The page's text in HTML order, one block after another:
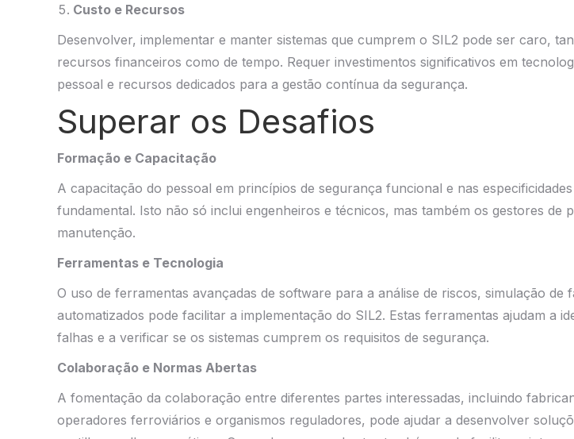
Custo e Recursos
Desenvolver, implementar e manter sistemas que cumprem o SIL2 pode ser caro,
recursos financeiros como de tempo. Requer investimentos significativos em
pessoal e recursos dedicados para a gestão contínua da segurança.
Superar os Desafios
Formação e Capacitação
A capacitação do pessoal em princípios de segurança funcional e nas
fundamental. Isto não só inclui engenheiros e técnicos, mas também os gestores de
manutenção.
Ferramentas e Tecnologia
O uso de ferramentas avançadas de software para a análise de riscos, simulação de
automatizados pode facilitar a implementação do SIL2. Estas ferramentas ajudam a
falhas e a verificar se os sistemas cumprem os requisitos de segurança.
Colaboração e Normas Abertas
A fomentação da colaboração entre diferentes partes interessadas, incluindo
operadores ferroviários e organismos reguladores, pode ajudar a desenvolver